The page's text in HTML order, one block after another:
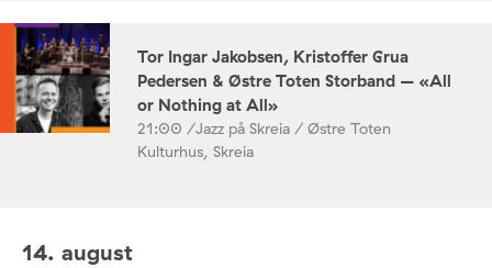
Tor Ingar Jakobsen, Kristoffer Grua
Pedersen & Østre Toten Storband – «All
or Nothing at All»
21:00 /Jazz på Skreia / Østre Toten
Kulturhus, Skreia
14. august